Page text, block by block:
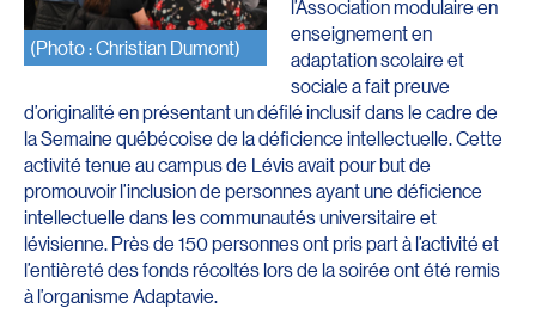
(Photo : Christian Dumont)
l’Association modulaire en
enseignement en
adaptation scolaire et
sociale a fait preuve
d’originalité en présentant un défilé inclusif dans le cadre de
la Semaine québécoise de la déficience intellectuelle. Cette
activité tenue au campus de Lévis avait pour but de
promouvoir l’inclusion de personnes ayant une déficience
intellectuelle dans les communautés universitaire et
lévisienne. Près de 150 personnes ont pris part à l’activité et
l’entièreté des fonds récoltés lors de la soirée ont été remis
à l’organisme Adaptavie.